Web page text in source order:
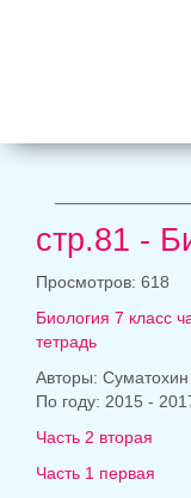
стр.81 -
Просмотров: 618
Биология 7 класс
тетрадь
Авторы:
По году: 2015 -
Часть 2 вторая
Часть 1 первая